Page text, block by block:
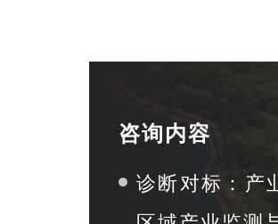
咨询内容
诊断对标：产